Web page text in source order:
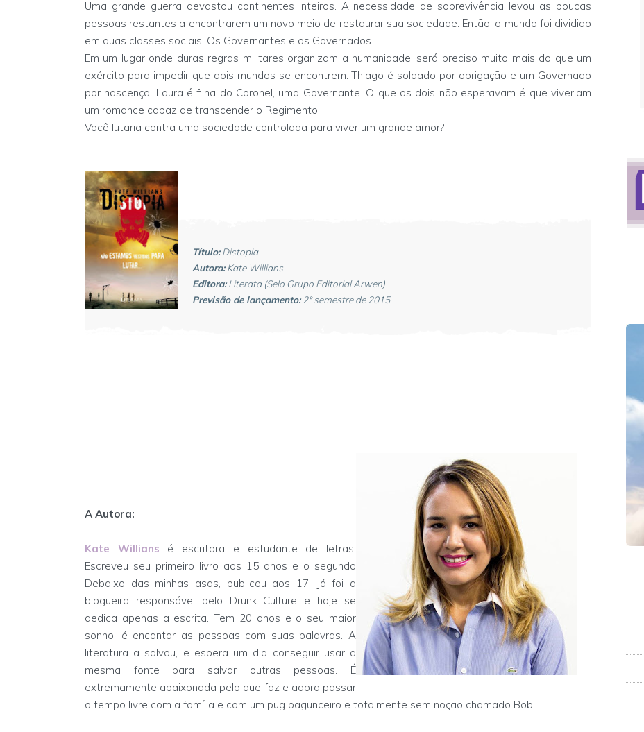
Uma grande guerra devastou continentes inteiros. A necessidade de sobrevivência levou as poucas
pessoas restantes a encontrarem um novo meio de restaurar sua sociedade. Então, o mundo foi dividido
em duas classes sociais: Os Governantes e os Governados.
Em um lugar onde duras regras militares organizam a humanidade, será preciso muito mais do que um
exército para impedir que dois mundos se encontrem. Thiago é soldado por obrigação e um Governado
por nascença. Laura é filha do Coronel, uma Governante. O que os dois não esperavam é que viveriam
um romance capaz de transcender o Regimento.
Você lutaria contra uma sociedade controlada para viver um grande amor?
Título:Distopia
Autora:Kate Willians
Editora:Literata (Selo Grupo Editorial Arwen)
Previsão de lançamento:2° semestre de 2015
A Autora:
Kate Willians é escritora e estudante de letras.
Escreveu seu primeiro livro aos 15 anos e o segundo
Debaixo das minhas asas, publicou aos 17. Já foi a
blogueira responsável pelo Drunk Culture e hoje se
dedica apenas a escrita. Tem 20 anos e o seu maior
sonho, é encantar as pessoas com suas palavras. A
literatura a salvou, e espera um dia conseguir usar a
mesma fonte para salvar outras pessoas. É
extremamente apaixonada pelo que faz e adora passar
o tempo livre com a família e com um pug bagunceiro e totalmente sem noção chamado Bob.